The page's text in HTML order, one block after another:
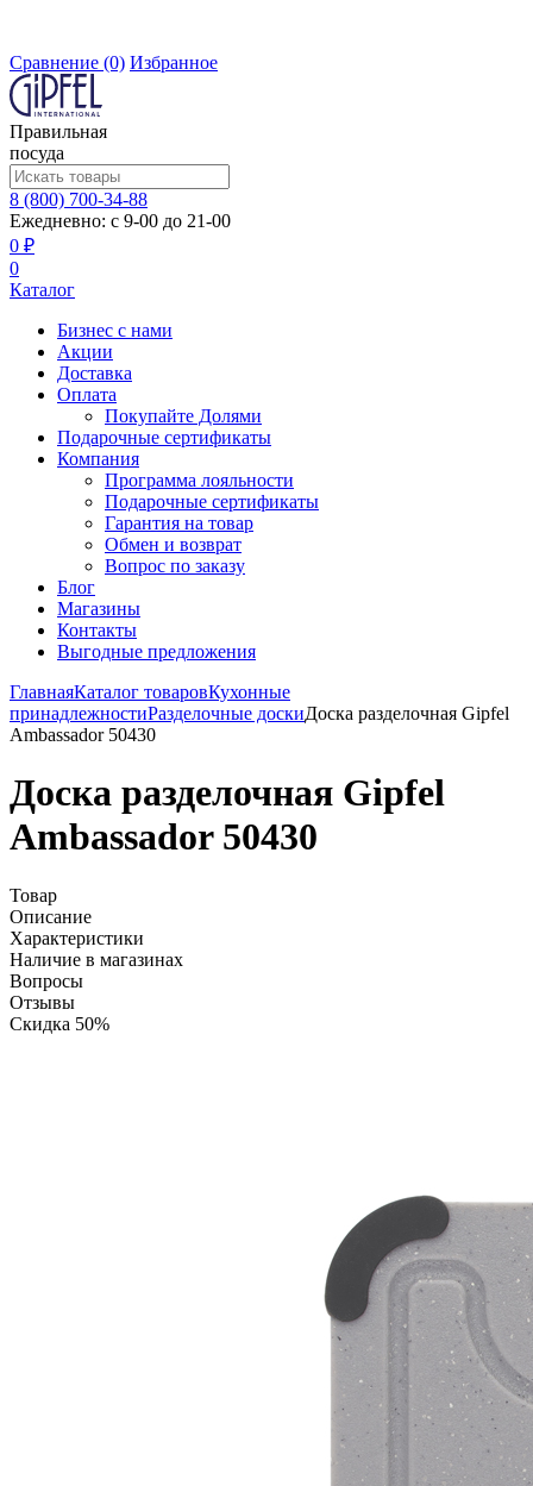
Сравнение (0) Избранное
Правильная
посуда
8 (800) 700-34-88
Ежедневно: с 9-00 до 21-00
0 ₽
0
Каталог
Бизнес с нами
Акции
Доставка
Оплата
Покупайте Долями
Подарочные сертификаты
Компания
Программа лояльности
Подарочные сертификаты
Гарантия на товар
Обмен и возврат
Вопрос по заказу
Блог
Магазины
Контакты
Выгодные предложения
ГлавнаяКаталог товаровКухонные
принадлежностиРазделочные доскиДоска разделочная Gipfel
Ambassador 50430
Доска разделочная Gipfel
Ambassador 50430
Товар
Описание
Характеристики
Наличие в магазинах
Вопросы
Отзывы
Скидка 50%